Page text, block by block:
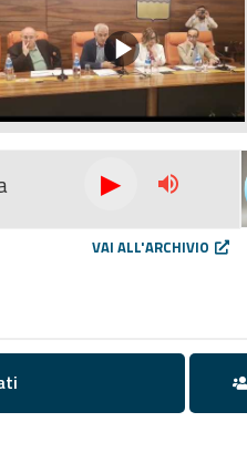
volume_up
VAI ALL'ARCHIVIO